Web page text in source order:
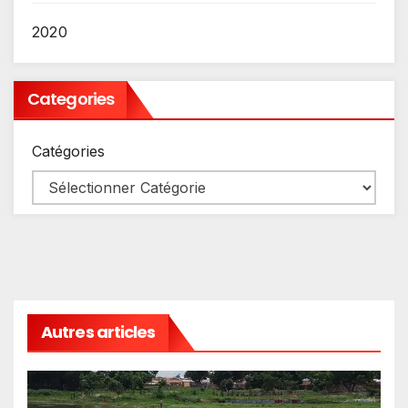
2020
Categories
Catégories
Autres articles